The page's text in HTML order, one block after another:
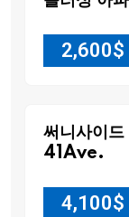
2,600$
써니사이
41Ave.
4,100$